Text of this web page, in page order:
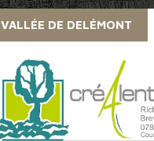
VALLÉE DE DELÉMONT